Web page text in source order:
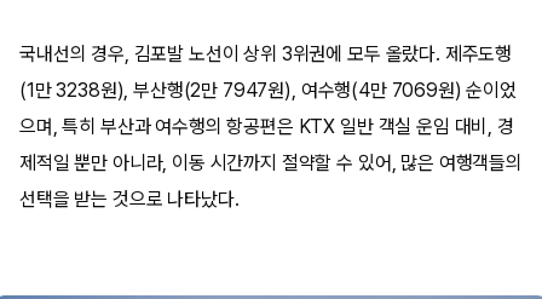
국내선의 경우, 김포발 노선이 상위 3위권에 모두 올랐다. 제주도행
(1만 3238원), 부산행(2만 7947원), 여수행(4만 7069원) 순이었
으며, 특히 부산과 여수행의 항공편은 KTX 일반 객실 운임 대비, 경
제적일 뿐만 아니라, 이동 시간까지 절약할 수 있어, 많은 여행객들의
선택을 받는 것으로 나타났다.